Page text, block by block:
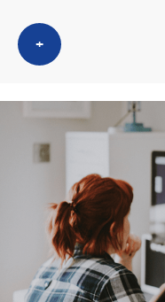
+